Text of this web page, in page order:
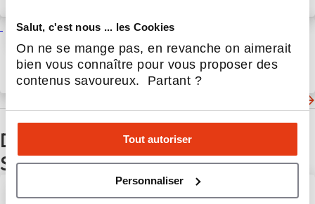
Salut, c'est nous ... les Cookies
On ne se mange pas, en revanche on aimerait
bien vous connaître pour vous proposer des
contenus savoureux. Partant ?
Tout autoriser
Personnaliser
l’énergie
Optima Énergie s’implante à
Bordeaux avec une nouvelle
agence dédiée aux entreprises
locales
6 Fév 2026Actualités
D'autres actualités du secteur
Service aux entreprises
Nouvelle implantation à